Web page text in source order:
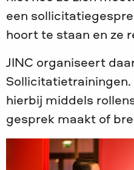
een
hoort te staan en ze
JINC organiseert
Sollicitatietrainingen.
hierbij middels
gesprek maakt of